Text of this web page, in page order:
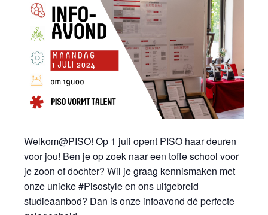
Welkom@PISO! Op 1 juli opent PISO haar deuren
voor jou! Ben je op zoek naar een toffe school voor
je zoon of dochter? Wil je graag kennismaken met
onze unieke #Pisostyle en ons uitgebreid
studieaanbod? Dan is onze infoavond dé perfecte